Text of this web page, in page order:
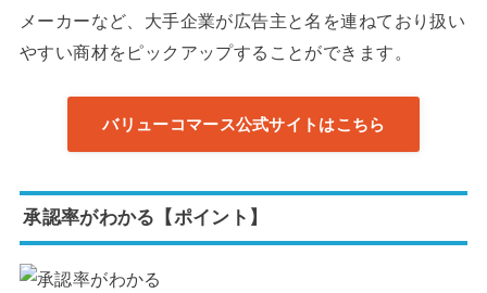
メーカーなど、大手企業が広告主と名を連ねており扱い
やすい商材をピックアップすることができます。
バリューコマース公式サイトはこちら
承認率がわかる【ポイント】